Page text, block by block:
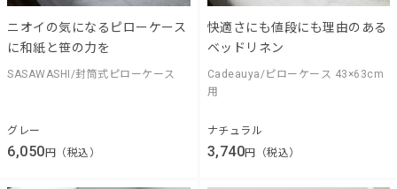
ニオイの気になるピローケース
に和紙と笹の力を
SASAWASHI/封筒式ピローケース
グレー
6,050円（税込）
快適さにも値段にも理由のある
ベッドリネン
Cadeauya/ピローケース 43×63cm
用
ナチュラル
3,740円（税込）